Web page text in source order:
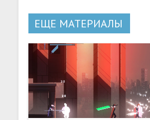
ЕЩЕ МАТЕРИАЛЫ